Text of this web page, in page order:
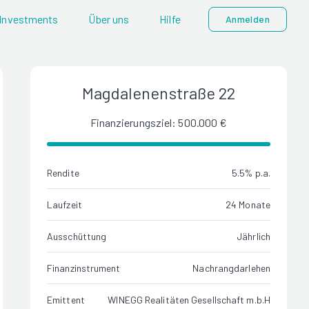
Über uns Hilfe Anmelden
Magdalenenstraße 22
Finanzierungsziel: 500.000 €
Rendite 5.5% p.a.
Laufzeit 24 Monate
Ausschüttung Jährlich
Finanzinstrument Nachrangdarlehen
Emittent WINEGG Realitäten Gesellschaft m.b.H